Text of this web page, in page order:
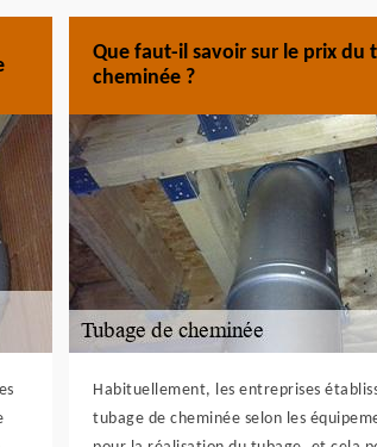
Que faut-il savoir sur le prix du
cheminée ?
Habituellement, les entreprises
tubage de cheminée selon les